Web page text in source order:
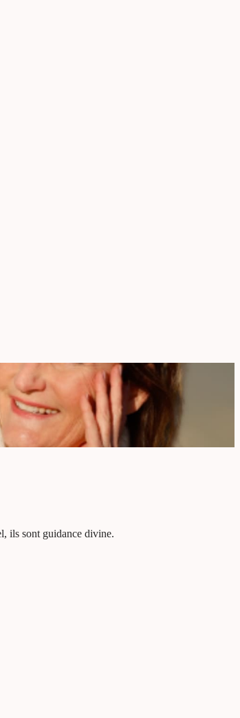
ils sont guidance divine.